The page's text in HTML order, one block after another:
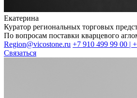
Екатерина
Куратор региональных торговых
По вопросам поставки кварцевого
Region@vicostone.ru +7 910 499 99 00 |
Связаться